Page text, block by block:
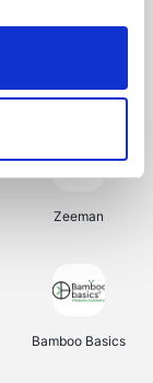
Tennis Point
Zeeman
Bamboo Basics